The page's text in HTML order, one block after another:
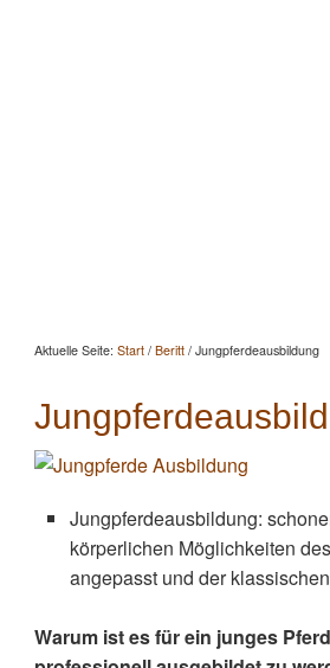
Aktuelle Seite: Start / Beritt /Jungpferdeausbildung
Jungpferdeausbildung:
körperlichen Möglichkeiten
angepasst und der
Warum ist es für ein junges